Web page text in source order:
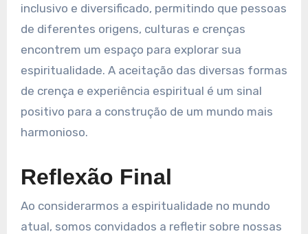
inclusivo e diversificado, permitindo que pessoas
de diferentes origens, culturas e crenças
encontrem um espaço para explorar sua
espiritualidade. A aceitação das diversas formas
de crença e experiência espiritual é um sinal
positivo para a construção de um mundo mais
harmonioso.
Reflexão Final
Ao considerarmos a espiritualidade no mundo
atual, somos convidados a refletir sobre nossas